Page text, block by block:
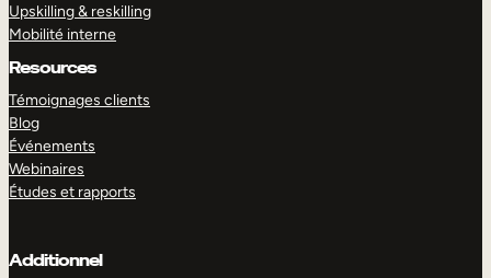
Upskilling & reskilling
Mobilité interne
Resources
Témoignages clients
Blog
Événements
Webinaires
Études et rapports
Additionnel